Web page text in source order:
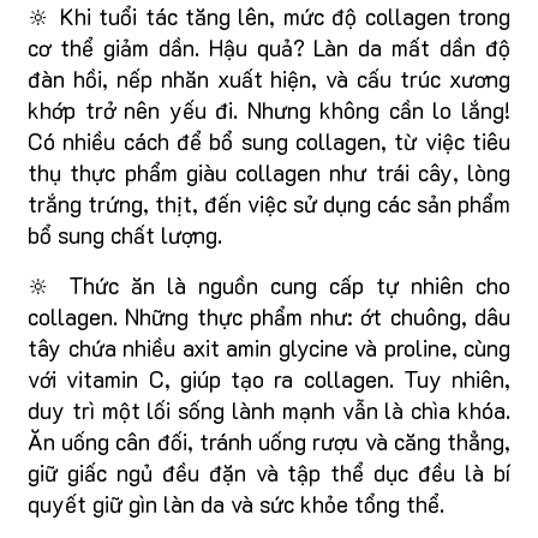
🔆 Khi tuổi tác tăng lên, mức độ collagen trong
cơ thể giảm dần. Hậu quả? Làn da mất dần độ
đàn hồi, nếp nhăn xuất hiện, và cấu trúc xương
khớp trở nên yếu đi. Nhưng không cần lo lắng!
Có nhiều cách để bổ sung collagen, từ việc tiêu
thụ thực phẩm giàu collagen như trái cây, lòng
trắng trứng, thịt, đến việc sử dụng các sản phẩm
bổ sung chất lượng.
🔆 Thức ăn là nguồn cung cấp tự nhiên cho
collagen. Những thực phẩm như: ớt chuông, dâu
tây chứa nhiều axit amin glycine và proline, cùng
với vitamin C, giúp tạo ra collagen. Tuy nhiên,
duy trì một lối sống lành mạnh vẫn là chìa khóa.
Ăn uống cân đối, tránh uống rượu và căng thẳng,
giữ giấc ngủ đều đặn và tập thể dục đều là bí
quyết giữ gìn làn da và sức khỏe tổng thể.